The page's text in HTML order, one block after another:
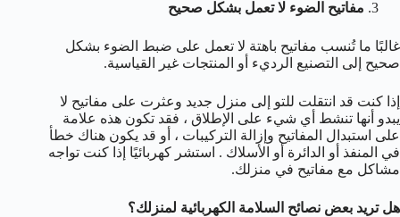
مفاتيح الضوء لا تعمل بشكل صحيح
غالبًا ما تُنسب مفاتيح باهتة لا تعمل على ضبط الضوء بشكل
صحيح إلى التصنيع الرديء أو المنتجات غير القياسية.
إذا كنت قد انتقلت للتو إلى منزل جديد وعثرت على مفاتيح لا
يبدو أنها تنشط أي شيء على الإطلاق ، فقد تكون هذه علامة
على استبدال المفاتيح وإزالة التركيبات ، أو قد يكون هناك خطأ
في المنفذ أو الدائرة أو الأسلاك . استشر كهربائيًا إذا كنت تواجه
مشاكل مع مفاتيح في منزلك.
هل تريد بعض نصائح السلامة الكهربائية لمنزلك؟